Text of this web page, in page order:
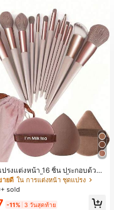
รงแต่งหน้า 16 ชิ้น ประกอบด้วยแ
ต่งหน้า 13 ชิ้น, ฟองน้ำแต่งหน้ารู
น้ำ 1 ชิ้น, แปรงแป้งรองพื้นกลม 1
- ชุดคลาสสิก ทำจากขนสังเคราะ
ายดี ใน การแต่งหน้า ชุดแปรง
sold
-11% 3 วันสุดท้าย